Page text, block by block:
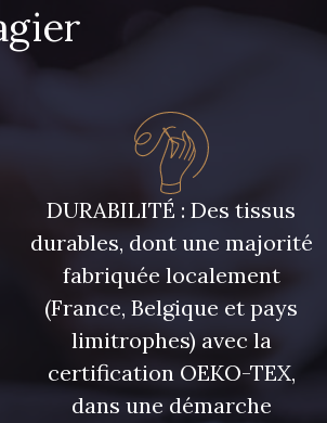
DURABILITÉ : Des tissus
durables, dont une majorité
fabriquée localement
(France, Belgique et pays
limitrophes) avec la
certification OEKO-TEX,
dans une démarche